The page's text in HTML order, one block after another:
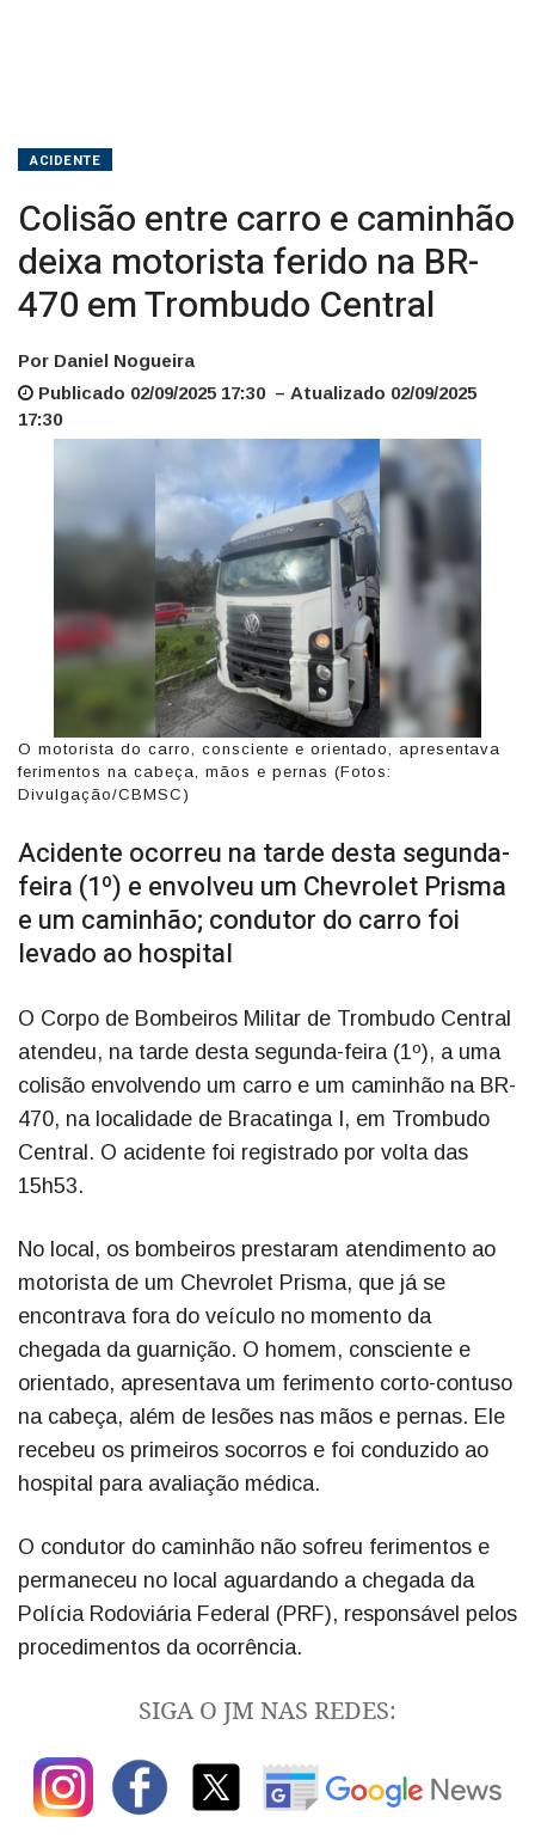
Central
ACIDENTE
Colisão entre carro e caminhão
deixa motorista ferido na BR-
470 em Trombudo Central
Por Daniel Nogueira
Publicado 02/09/2025 17:30 – Atualizado 02/09/2025
17:30
O motorista do carro, consciente e orientado, apresentava
ferimentos na cabeça, mãos e pernas (Fotos:
Divulgação/CBMSC)
Acidente ocorreu na tarde desta segunda-
feira (1º) e envolveu um Chevrolet Prisma
e um caminhão; condutor do carro foi
levado ao hospital
O Corpo de Bombeiros Militar de Trombudo Central
atendeu, na tarde desta segunda-feira (1º), a uma
colisão envolvendo um carro e um caminhão na BR-
470, na localidade de Bracatinga I, em Trombudo
Central. O acidente foi registrado por volta das
15h53.
No local, os bombeiros prestaram atendimento ao
motorista de um Chevrolet Prisma, que já se
encontrava fora do veículo no momento da
chegada da guarnição. O homem, consciente e
orientado, apresentava um ferimento corto-contuso
na cabeça, além de lesões nas mãos e pernas. Ele
recebeu os primeiros socorros e foi conduzido ao
hospital para avaliação médica.
O condutor do caminhão não sofreu ferimentos e
permaneceu no local aguardando a chegada da
Polícia Rodoviária Federal (PRF), responsável pelos
procedimentos da ocorrência.
SIGA O JM NAS REDES: